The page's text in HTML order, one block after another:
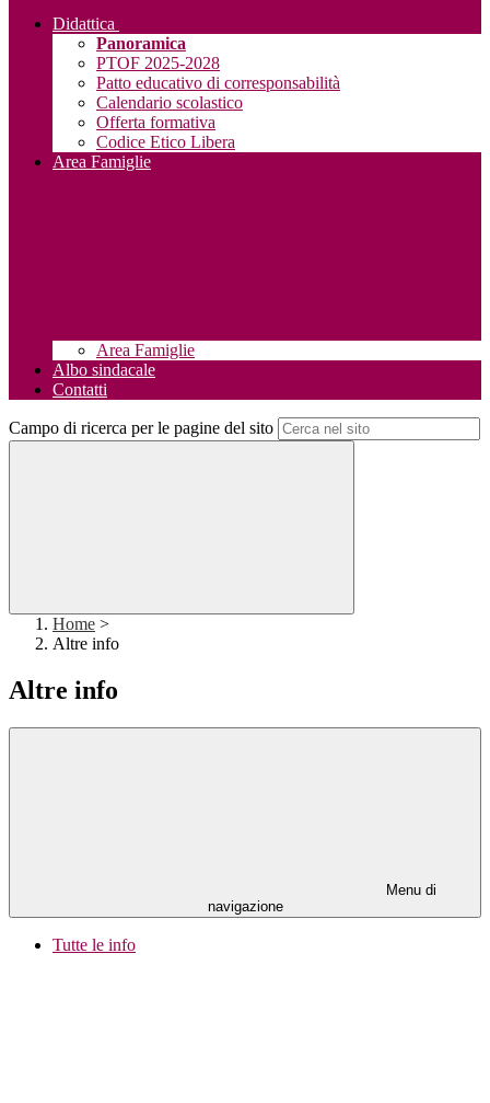
Didattica
Panoramica
PTOF 2025-2028
Patto educativo di corresponsabilità
Calendario scolastico
Offerta formativa
Codice Etico Libera
Area Famiglie
Area Famiglie
Albo sindacale
Contatti
Campo di ricerca per le pagine del sito
Home >
Altre info
Altre info
Menu di
navigazione
Tutte le info